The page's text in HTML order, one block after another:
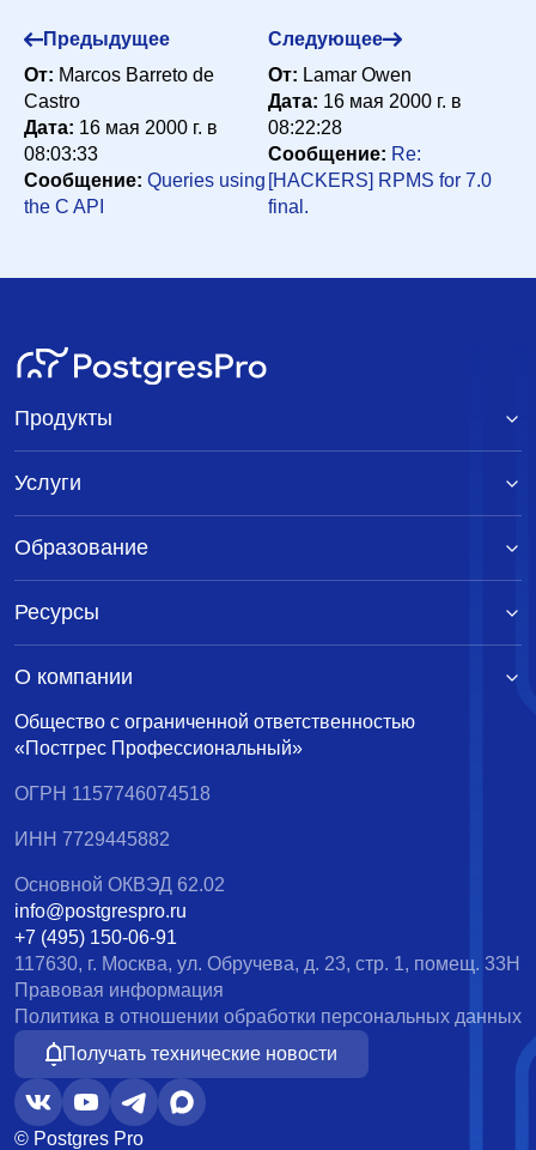
Предыдущее
От: Marcos Barreto de
Castro
Дата: 16 мая 2000 г. в
08:03:33
Сообщение: Queries using
the C API
Следующее
От: Lamar Owen
Дата: 16 мая 2000 г. в
08:22:28
Сообщение: Re:
[HACKERS] RPMS for 7.0
final.
Общество с ограниченной ответственностью
«Постгрес Профессиональный»
ОГРН 1157746074518
ИНН 7729445882
Основной ОКВЭД 62.02
info@postgrespro.ru
+7 (495) 150-06-91
117630, г. Москва, ул. Обручева, д. 23, стр. 1, помещ. 33Н
Правовая информация
Политика в отношении обработки персональных данных
Получать технические новости
© Postgres Pro
Продукты
Услуги
Образование
Ресурсы
О компании